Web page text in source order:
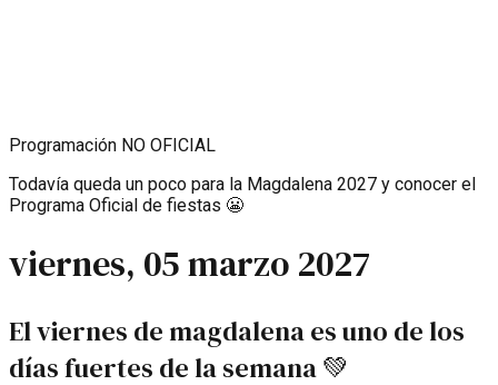
Programación NO OFICIAL
Todavía queda un poco para la Magdalena 2027 y conocer el
Programa Oficial de fiestas 😬
viernes, 05 marzo 2027
El viernes de magdalena es uno de los
días fuertes de la semana 💚